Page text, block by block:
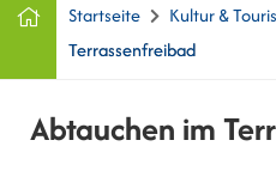
Startseite Kultur &
Terrassenfreibad
Abtauchen im